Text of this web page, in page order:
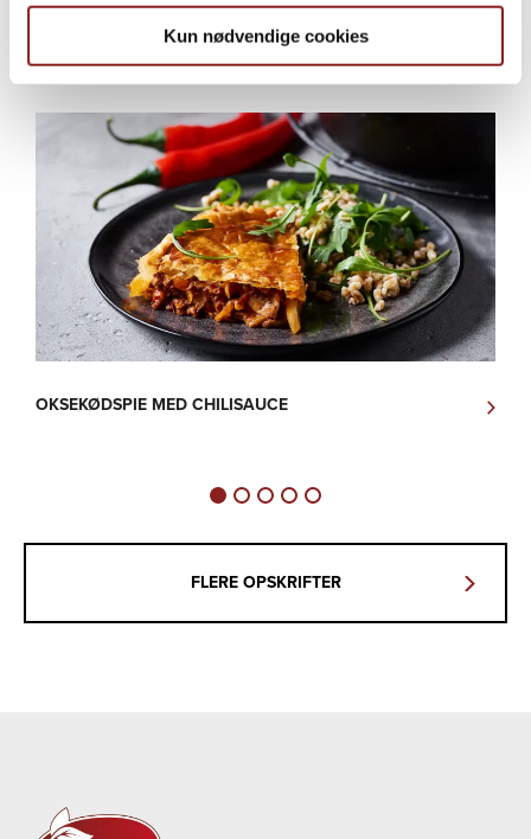
Kun nødvendige cookies
Professionel inspiration
OKSEKØDSPIE MED CHILISAUCE
FLERE OPSKRIFTER